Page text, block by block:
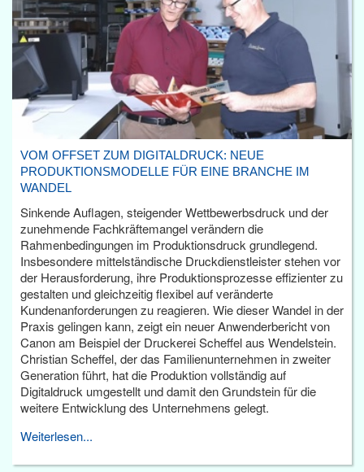
VOM OFFSET ZUM DIGITALDRUCK: NEUE
PRODUKTIONSMODELLE FÜR EINE BRANCHE IM
WANDEL
Sinkende Auflagen, steigender Wettbewerbsdruck und der
zunehmende Fachkräftemangel verändern die
Rahmenbedingungen im Produktionsdruck grundlegend.
Insbesondere mittelständische Druckdienstleister stehen vor
der Herausforderung, ihre Produktionsprozesse effizienter zu
gestalten und gleichzeitig flexibel auf veränderte
Kundenanforderungen zu reagieren. Wie dieser Wandel in der
Praxis gelingen kann, zeigt ein neuer Anwenderbericht von
Canon am Beispiel der Druckerei Scheffel aus Wendelstein.
Christian Scheffel, der das Familienunternehmen in zweiter
Generation führt, hat die Produktion vollständig auf
Digitaldruck umgestellt und damit den Grundstein für die
weitere Entwicklung des Unternehmens gelegt.
Weiterlesen...